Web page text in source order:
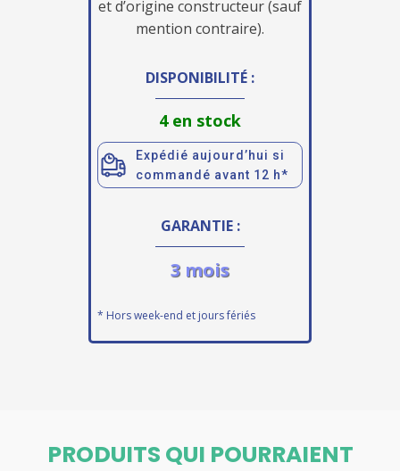
et d’origine constructeur (sauf
mention contraire).
DISPONIBILITÉ :
4 en stock
Expédié aujourd’hui si
commandé avant 12 h*
GARANTIE :
3 mois
* Hors week-end et jours fériés
PRODUITS QUI POURRAIENT